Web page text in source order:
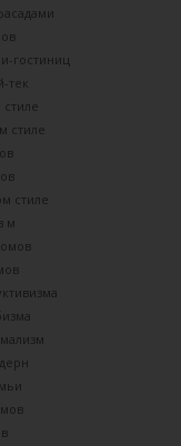
гостиниц
тек
стиле
стиле
м